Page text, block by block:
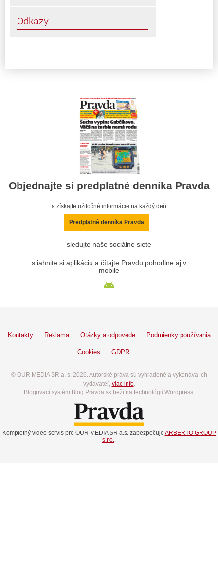
Odkazy
Objednajte si predplatné denníka Pravda
a získajte užitočné informácie na každý deň
Predplatné denníka Pravda
sledujte naše sociálne siete
stiahnite si aplikáciu a čítajte Pravdu pohodlne aj v
mobile
Kontakty Reklama Otázky a odpovede Podmienky používania
Cookies GDPR
© OUR MEDIA SR a. s. 2026. Autorské práva sú vyhradené a vykonáva ich
vydavateľ, viac info.
Blogovací systém Blog.Pravda.sk beží na technológií Wordpress.
Kompletný video servis pre OUR MEDIA SR a.s. zabezpečuje ARBERTO GROUP
s.r.o.